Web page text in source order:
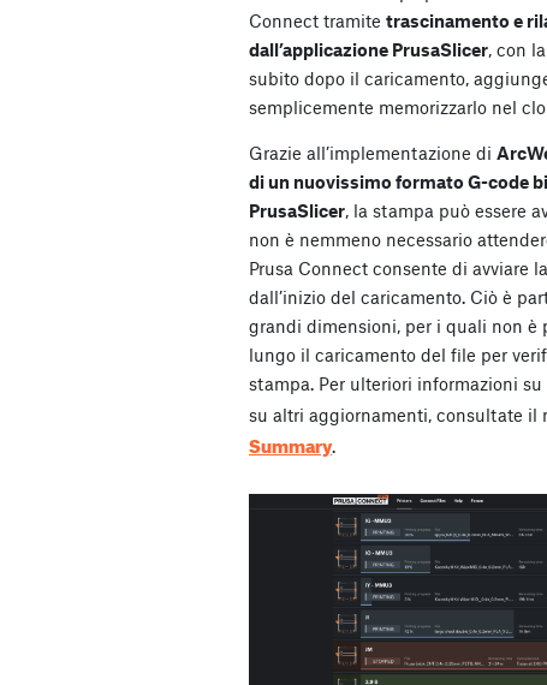
Connect tramite trascinamento e
dall’applicazione PrusaSlicer, con
subito dopo il caricamento,
semplicemente memorizzarlo nel
Grazie all’implementazione di
di un nuovissimo formato G-code
PrusaSlicer, la stampa può essere
non è nemmeno necessario
Prusa Connect consente di avviare
dall’inizio del caricamento. Ciò è
grandi dimensioni, per i quali non è
lungo il caricamento del file per
stampa. Per ulteriori informazioni
su altri aggiornamenti, consultate il
Summary.